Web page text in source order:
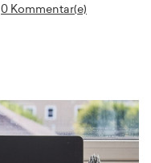
0 Kommentar(e)